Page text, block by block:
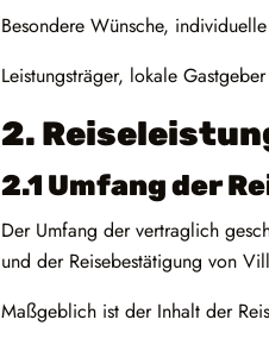
Besondere Wünsche,
Leistungsträger, lokale
2.
2.1 Umfang der
Der Umfang der vertraglich
und der Reisebestätigung von
Maßgeblich ist der Inhalt der